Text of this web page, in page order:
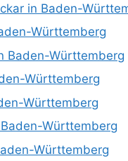
in Baden-
Württemberg
Baden-Württemberg
Württemberg
Württemberg
Württemberg
Württemberg